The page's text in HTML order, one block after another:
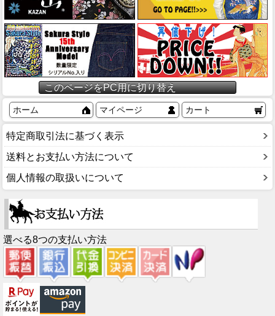
このページをPC用に切り替え
ホーム マイページ カート
特定商取引法に基づく表示
送料とお支払い方法について
個人情報の取扱いについて
選べる8つの支払い方法